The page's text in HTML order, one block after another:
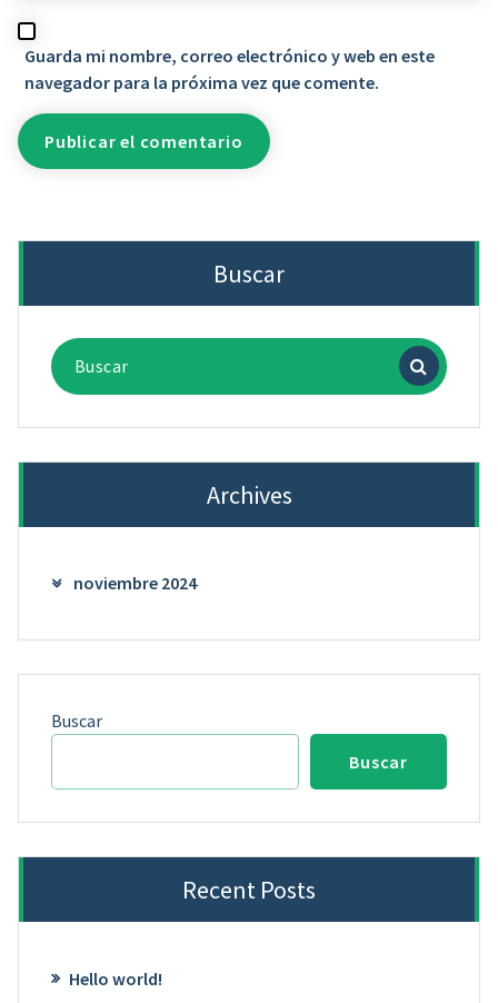
Guarda mi nombre, correo electrónico y web en este
navegador para la próxima vez que comente.
Buscar
Buscar:
Archives
noviembre 2024
Buscar
Buscar
Recent Posts
Hello world!